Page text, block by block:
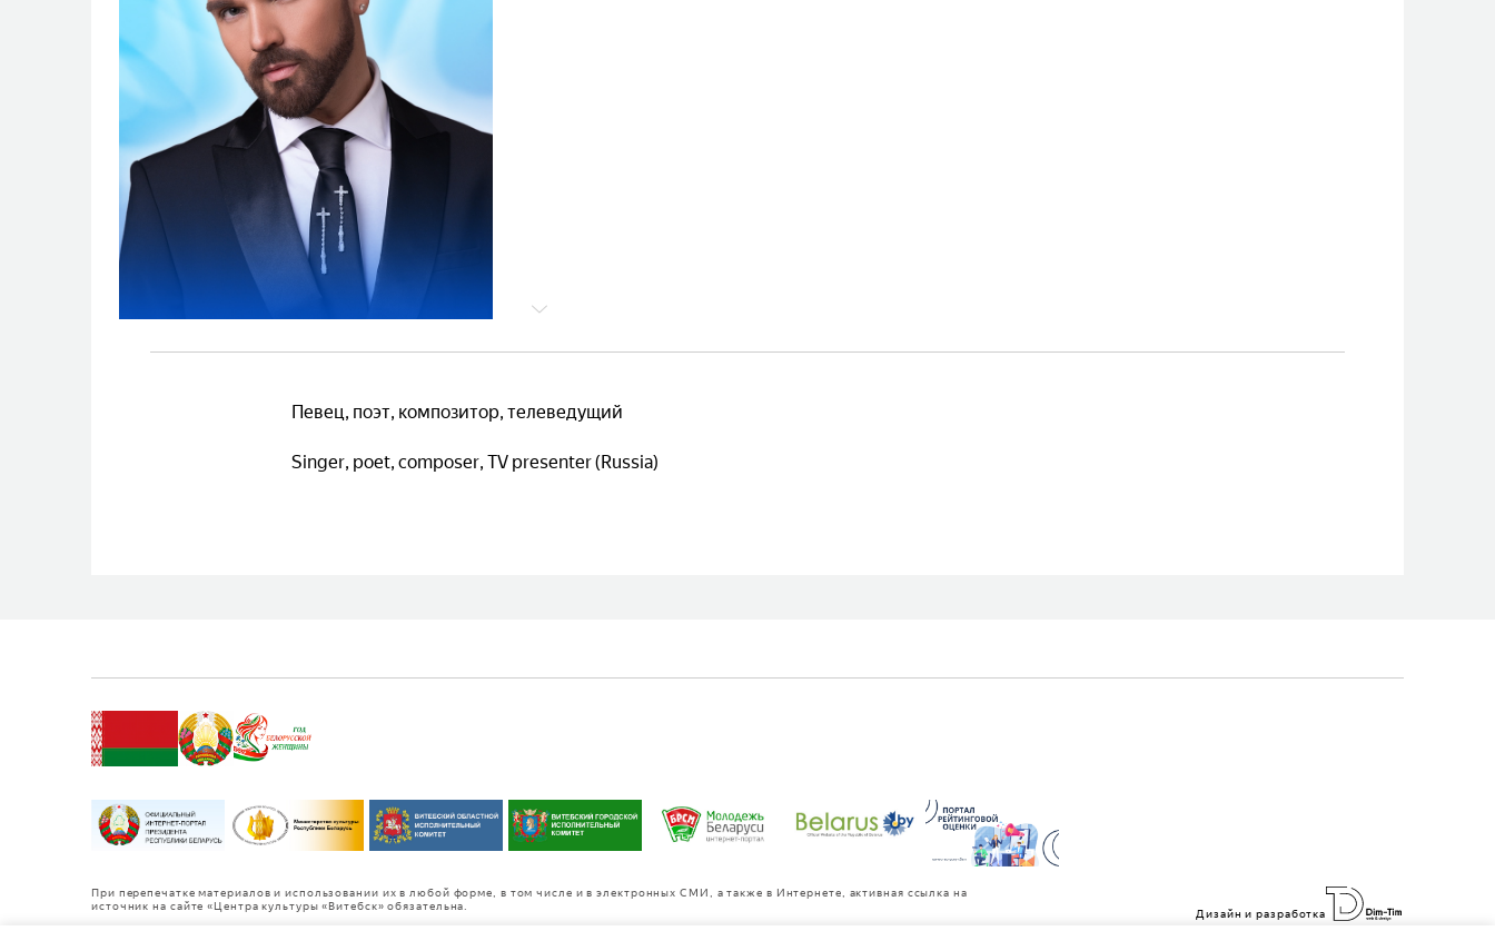
Певец, поэт, композитор, телеведущий
Singer, poet, composer, TV presenter (Russia)
При перепечатке материалов и использовании их в любой форме, в том числе и в электронных СМИ, а также в Интернете, активная ссылка на
источник на сайте «Центра культуры «Витебск» обязательна.
Дизайн и разработка